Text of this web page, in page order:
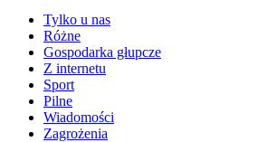
Tylko u nas
Różne
Gospodarka głupcze
Z internetu
Sport
Pilne
Wiadomości
Zagrożenia